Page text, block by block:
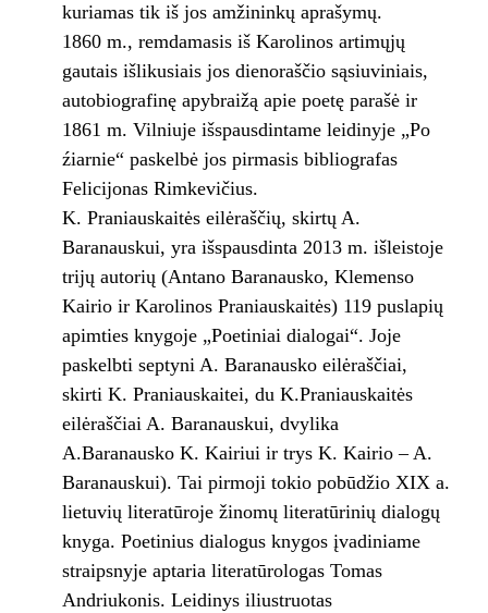
kuriamas tik iš jos amžininkų aprašymų.
1860 m., remdamasis iš Karolinos artimųjų
gautais išlikusiais jos dienoraščio sąsiuviniais,
autobiografinę apybraižą apie poetę parašė ir
1861 m. Vilniuje išspausdintame leidinyje „Po
źiarnie“ paskelbė jos pirmasis bibliografas
Felicijonas Rimkevičius.
K. Praniauskaitės eilėraščių, skirtų A.
Baranauskui, yra išspausdinta 2013 m. išleistoje
trijų autorių (Antano Baranausko, Klemenso
Kairio ir Karolinos Praniauskaitės) 119 puslapių
apimties knygoje „Poetiniai dialogai“. Joje
paskelbti septyni A. Baranausko eilėraščiai,
skirti K. Praniauskaitei, du K.Praniauskaitės
eilėraščiai A. Baranauskui, dvylika
A.Baranausko K. Kairiui ir trys K. Kairio – A.
Baranauskui). Tai pirmoji tokio pobūdžio XIX a.
lietuvių literatūroje žinomų literatūrinių dialogų
knyga. Poetinius dialogus knygos įvadiniame
straipsnyje aptaria literatūrologas Tomas
Andriukonis. Leidinys iliustruotas